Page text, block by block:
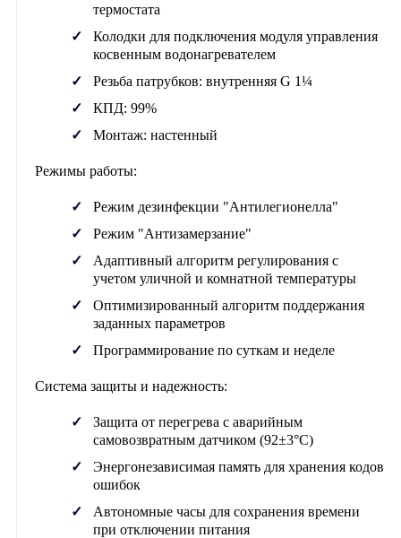
термостата
Колодки для подключения модуля управления
косвенным водонагревателем
Резьба патрубков: внутренняя G 1¼
КПД: 99%
Монтаж: настенный
Режимы работы:
Режим дезинфекции "Антилегионелла"
Режим "Антизамерзание"
Адаптивный алгоритм регулирования с
учетом уличной и комнатной температуры
Оптимизированный алгоритм поддержания
заданных параметров
Программирование по суткам и неделе
Система защиты и надежность:
Защита от перегрева с аварийным
самовозвратным датчиком (92±3°C)
Энергонезависимая память для хранения кодов
ошибок
Автономные часы для сохранения времени
при отключении питания